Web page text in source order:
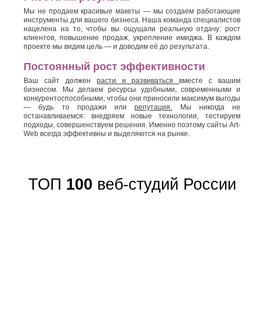
Мы не продаем красивые макеты — мы создаем работающие
инструменты для вашего бизнеса. Наша команда специалистов
нацелена на то, чтобы вы ощущали реальную отдачу: рост
клиентов, повышение продаж, укрепление имиджа. В каждом
проекте мы видим цель — и доводим её до результата.
Постоянный рост эффективности
Ваш сайт должен расти и развиватьсявместе с вашим
бизнесом. Мы делаем ресурсы удобными, современными и
конкурентоспособными, чтобы они приносили максимум выгоды
— будь то продажи илирепутация. Мы никогда не
останавливаемся: внедряем новые технологии, тестируем
подходы, совершенствуем решения. Именно поэтому сайты Art-
Web всегда эффективны и выделяются на рынке.
ТОП 100 веб-студий России